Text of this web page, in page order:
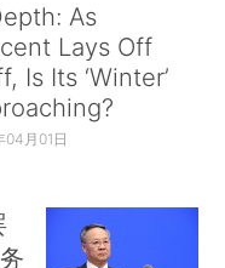
As
Lays Off
Is Its ‘Winter’
04月01日